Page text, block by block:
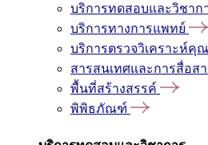
บริการทดสอบและวิชาก
บริการทางการแพทย์
บริการตรวจวิเคราะห์คุ
สารสนเทศและการสื่อส
พื้นที่สร้างสรรค์
พิพิธภัณฑ์